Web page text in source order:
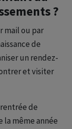
?
mail ou par
de
un rendez-
et visiter
de
la même année